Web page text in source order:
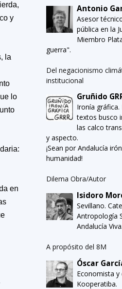
y
la
lo
en
Antonio
Asesor
pública en la
Miembro
guerra".
Del negacionismo
institucional
Gruñido
Ironía
textos busco
las calco
y aspecto.
¡Sean por Andalucía
humanidad!
Dilema Obra/Autor
Isidoro
Sevillano.
Antropología
Andalucía Viva.
A propósito del 8M
Óscar
Economista
Kooperatiba.